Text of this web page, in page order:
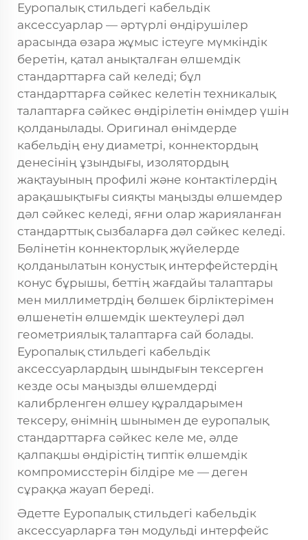
Еуропалық стильдегі кабельдік
аксессуарлар — әртүрлі өндірушілер
арасында өзара жұмыс істеуге мүмкіндік
беретін, қатал анықталған өлшемдік
стандарттарға сай келеді; бұл
стандарттарға сәйкес келетін техникалық
талаптарға сәйкес өндірілетін өнімдер үшін
қолданылады. Оригинал өнімдерде
кабельдің ену диаметрі, коннектордың
денесінің ұзындығы, изолятордың
жақтауының профилі және контактілердің
арақашықтығы сияқты маңызды өлшемдер
дәл сәйкес келеді, яғни олар жарияланған
стандарттық сызбаларға дәл сәйкес келеді.
Бөлінетін коннекторлық жүйелерде
қолданылатын конустық интерфейстердің
конус бұрышы, беттің жағдайы талаптары
мен миллиметрдің бөлшек бірліктерімен
өлшенетін өлшемдік шектеулері дәл
геометриялық талаптарға сай болады.
Еуропалық стильдегі кабельдік
аксессуарлардың шындығын тексерген
кезде осы маңызды өлшемдерді
калибрленген өлшеу құралдарымен
тексеру, өнімнің шынымен де еуропалық
стандарттарға сәйкес келе ме, әлде
қалпақшы өндірістің типтік өлшемдік
компромисстерін білдіре ме — деген
сұраққа жауап береді.
Әдетте Еуропалық стильдегі кабельдік
аксессуарларға тән модульді интерфейс